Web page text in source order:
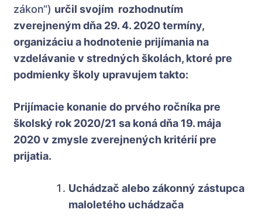
zákon“) určil svojím rozhodnutím
zverejneným dňa 29. 4. 2020 termíny,
organizáciu a hodnotenie prijímania na
vzdelávanie v stredných školách, ktoré pre
podmienky školy upravujem takto:
Prijímacie konanie do prvého ročníka pre
školský rok 2020/21 sa koná dňa 19. mája
2020 v zmysle zverejnených kritérií pre
prijatia.
Uchádzač alebo zákonný zástupca
maloletého uchádzača